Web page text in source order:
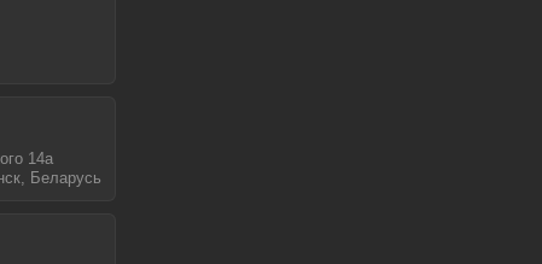
14а
Беларусь